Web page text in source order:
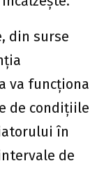
din surse
va funcționa
de condițiile
în
de